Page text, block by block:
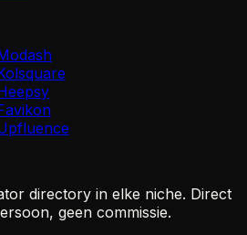
directory in elke niche. Direct
geen commissie.